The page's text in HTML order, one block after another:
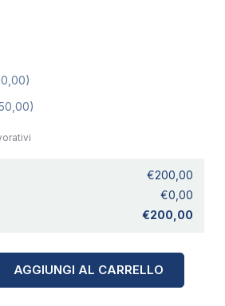
€200,00
€0,00
€200,00
AGGIUNGI AL CARRELLO